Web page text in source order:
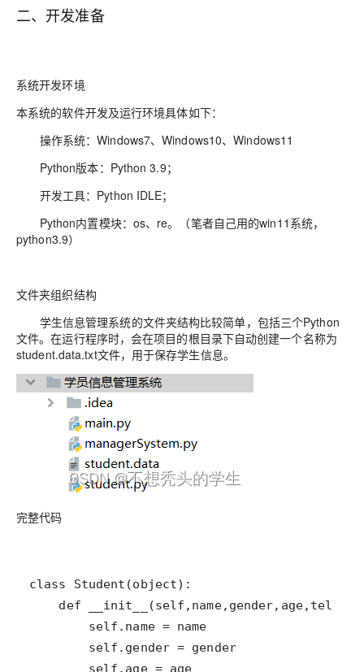
二、开发准备
系统开发环境
本系统的软件开发及运行环境具体如下：
操作系统：Windows7、Windows10、Windows11
Python版本：Python 3.9；
开发工具：Python IDLE；
Python内置模块：os、re。（笔者自己用的win11系统，
python3.9）
文件夹组织结构
学生信息管理系统的文件夹结构比较简单，包括三个Python
文件。在运行程序时，会在项目的根目录下自动创建一个名称为
student.data.txt文件，用于保存学生信息。
完整代码
        self.gender = gender